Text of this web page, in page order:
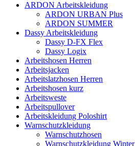
ARDON Arbeitskleidung
ARDON URBAN Plus
ARDON SUMMER
Dassy Arbeitskleidung
Dassy D-FX Flex
Dassy Logix
Arbeitshosen Herren
Arbeitsjacken
Arbeitslatzhosen Herren
Arbeitshosen kurz
Arbeitsweste
Arbeitspullover
Arbeitskleidung Poloshirt
Warnschutzkleidung
Warnschutzhosen
Warnschutzkleidung Winter